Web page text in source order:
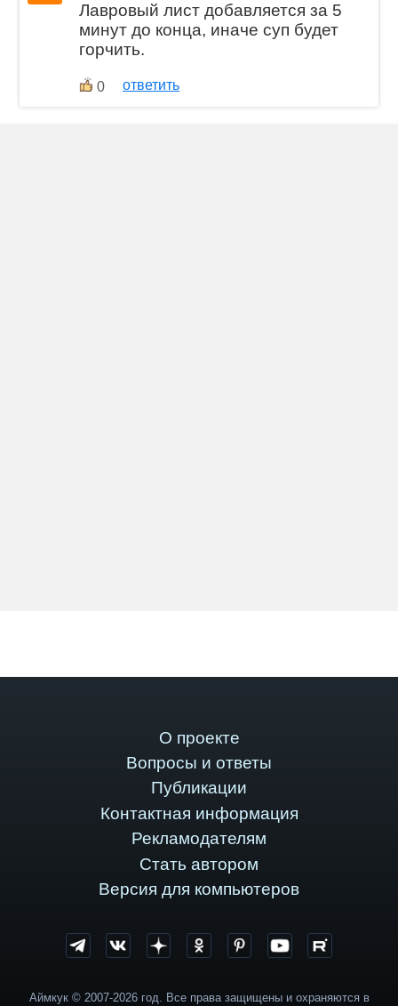
Лавровый лист добавляется за 5
минут до конца, иначе суп будет
горчить.
0 ответить
О проекте
Вопросы и ответы
Публикации
Контактная информация
Рекламодателям
Стать автором
Версия для компьютеров
Аймкук © 2007-2026 год. Все права защищены и охраняются в